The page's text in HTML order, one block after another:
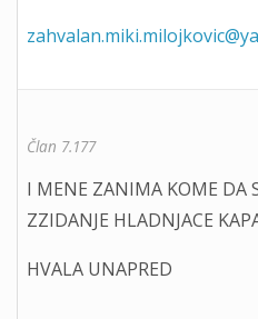
Član 7.177
I MENE ZANIMA KOME DA
ZZIDANJE HLADNJACE
HVALA UNAPRED